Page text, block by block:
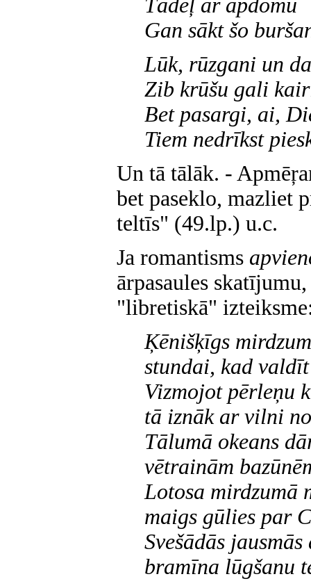
Tādēļ ar apdomu
Gan sākt šo
Lūk, rūzgani un
Zib krūšu gali
Bet pasargi, ai,
Tiem nedrīkst
Un tā tālāk. -
bet paseklo, mazliet
teltīs" (49.lp.) u.c.
Ja romantisms
ārpasaules
"libretiskā"
Ķēnišķīgs
stundai, kad
Vizmojot pērleņu
tā iznāk ar vilni
Tālumā okeans
vētrainām
Lotosa mirdzumā
maigs gūlies par
Svešādās
bramīna lūgšanu